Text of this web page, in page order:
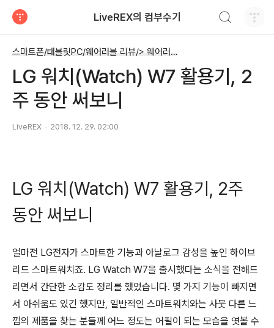
LiveREX의 컴부수기
스마트폰/태블릿PC/웨어러블 리뷰/> 웨어러블 디바이스 - 스마트워치 등
LG 워치(Watch) W7 활용기, 2
주 동안 써보니
LiveREX 2018. 12. 29. 02:00
LG 워치(Watch) W7 활용기, 2주
동안 써보니
얼마전 LG전자가 스마트한 기능과 아날로그 감성을 높인 하이브
리드 스마트워치죠. LG Watch W7을 출시했다는 소식을 전해드
리면서 간단한 소감도 정리를 했었습니다. 몇 가지 기능이 빠지면
서 아쉬움도 있긴 했지만, 일반적인 스마트워치와는 사뭇 다른 느
낌의 제품을 찾는 분들께 어느 정도는 어필이 되는 모습을 엿볼 수